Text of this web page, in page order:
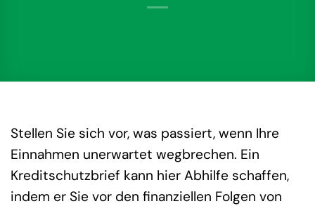
Stellen Sie sich vor, was passiert, wenn Ihre
Einnahmen unerwartet wegbrechen. Ein
Kreditschutzbrief kann hier Abhilfe schaffen,
indem er Sie vor den finanziellen Folgen von